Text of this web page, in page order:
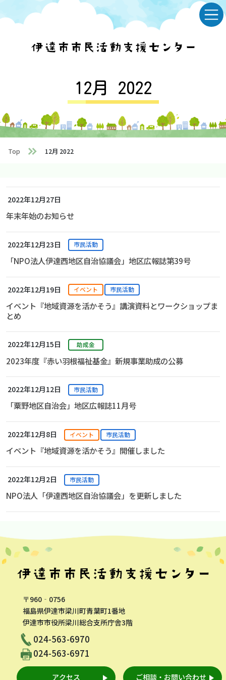
to
to
12月 2022
Top 12月 2022
2022年12月27日
年末年始のお知らせ
2022年12月23日 市民活動
「NPO法人伊達西地区自治協議会」地区広報誌第39号
2022年12月19日 イベント 市民活動
イベント『地域資源を活かそう』講演資料とワークショップま
とめ
2022年12月15日 助成金
2023年度『赤い羽根福祉基金』新規事業助成の公募
2022年12月12日 市民活動
「粟野地区自治会」地区広報誌11月号
2022年12月8日 イベント 市民活動
イベント『地域資源を活かそう』開催しました
2022年12月2日 市民活動
NPO法人「伊達西地区自治協議会」を更新しました
〒960‐0756
福島県伊達市梁川町青葉町1番地
伊達市市役所梁川総合支所庁舎3階
024-563-6970
024-563-6971
アクセス ご相談・お問い合わせ